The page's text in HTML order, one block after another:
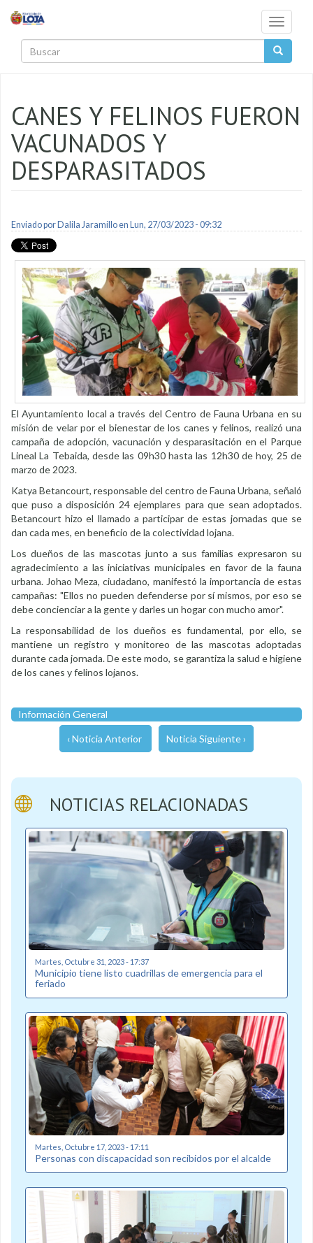
Toggle
CANES Y FELINOS FUERON
VACUNADOS Y
DESPARASITADOS
Enviado por Dalila Jaramilloen Lun, 27/03/2023 - 09:32
El Ayuntamiento local a través del Centro de Fauna Urbana en su
misión de velar por el bienestar de los canes y felinos, realizó una
campaña de adopción, vacunación y desparasitación en el Parque
Lineal La Tebaida, desde las 09h30 hasta las 12h30 de hoy, 25 de
marzo de 2023.
Katya Betancourt, responsable del centro de Fauna Urbana, señaló
que puso a disposición 24 ejemplares para que sean adoptados.
Betancourt hizo el llamado a participar de estas jornadas que se
dan cada mes, en beneficio de la colectividad lojana.
Los dueños de las mascotas junto a sus familias expresaron su
agradecimiento a las iniciativas municipales en favor de la fauna
urbana. Johao Meza, ciudadano, manifestó la importancia de estas
campañas: "Ellos no pueden defenderse por sí mismos, por eso se
debe concienciar a la gente y darles un hogar con mucho amor".
La responsabilidad de los dueños es fundamental, por ello, se
mantiene un registro y monitoreo de las mascotas adoptadas
durante cada jornada. De este modo, se garantiza la salud e higiene
de los canes y felinos lojanos.
Información General
‹ Noticia Anterior Noticia Siguiente ›
NOTICIAS RELACIONADAS
Martes, Octubre 31, 2023 - 17:37
Municipio tiene listo cuadrillas de emergencia para el
feriado
Martes, Octubre 17, 2023 - 17:11
Personas con discapacidad son recibidos por el alcalde